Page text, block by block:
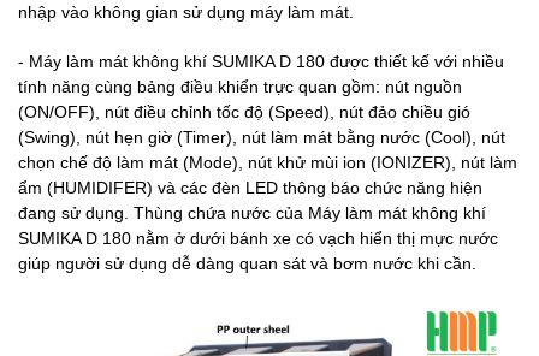
nhập vào không gian sử dụng máy làm mát.
- Máy làm mát không khí SUMIKA D 180 được thiết kế với nhiều
tính năng cùng bảng điều khiển trực quan gồm: nút nguồn
(ON/OFF), nút điều chỉnh tốc độ (Speed), nút đảo chiều gió
(Swing), nút hẹn giờ (Timer), nút làm mát bằng nước (Cool), nút
chọn chế độ làm mát (Mode), nút khử mùi ion (IONIZER), nút làm
ẩm (HUMIDIFER) và các đèn LED thông báo chức năng hiện
đang sử dụng. Thùng chứa nước của Máy làm mát không khí
SUMIKA D 180 nằm ở dưới bánh xe có vạch hiển thị mực nước
giúp người sử dụng dễ dàng quan sát và bơm nước khi cần.